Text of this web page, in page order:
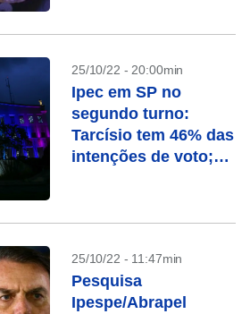
25/10/22 - 20:00min
Ipec em SP no
segundo turno:
Tarcísio tem 46% das
intenções de voto;
25/10/22 - 11:47min
Pesquisa
Ipespe/Abrapel